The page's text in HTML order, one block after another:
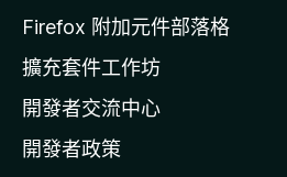
l
a
官
網
Firefox 附加元件部落格
擴充套件工作坊
開發者交流中心
開發者政策